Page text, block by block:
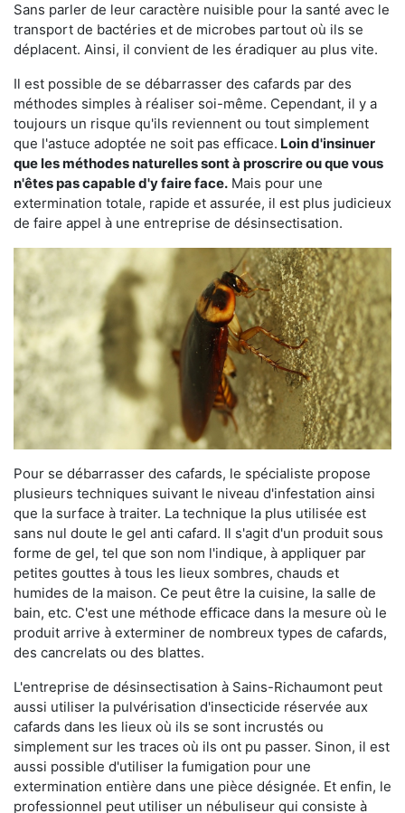
Sans parler de leur caractère nuisible pour la santé avec le
transport de bactéries et de microbes partout où ils se
déplacent. Ainsi, il convient de les éradiquer au plus vite.
Il est possible de se débarrasser des cafards par des
méthodes simples à réaliser soi-même. Cependant, il y a
toujours un risque qu'ils reviennent ou tout simplement
que l'astuce adoptée ne soit pas efficace. Loin d'insinuer
que les méthodes naturelles sont à proscrire ou que vous
n'êtes pas capable d'y faire face. Mais pour une
extermination totale, rapide et assurée, il est plus judicieux
de faire appel à une entreprise de désinsectisation.
Pour se débarrasser des cafards, le spécialiste propose
plusieurs techniques suivant le niveau d'infestation ainsi
que la surface à traiter. La technique la plus utilisée est
sans nul doute le gel anti cafard. Il s'agit d'un produit sous
forme de gel, tel que son nom l'indique, à appliquer par
petites gouttes à tous les lieux sombres, chauds et
humides de la maison. Ce peut être la cuisine, la salle de
bain, etc. C'est une méthode efficace dans la mesure où le
produit arrive à exterminer de nombreux types de cafards,
des cancrelats ou des blattes.
L'entreprise de désinsectisation à Sains-Richaumont peut
aussi utiliser la pulvérisation d'insecticide réservée aux
cafards dans les lieux où ils se sont incrustés ou
simplement sur les traces où ils ont pu passer. Sinon, il est
aussi possible d'utiliser la fumigation pour une
extermination entière dans une pièce désignée. Et enfin, le
professionnel peut utiliser un nébuliseur qui consiste à